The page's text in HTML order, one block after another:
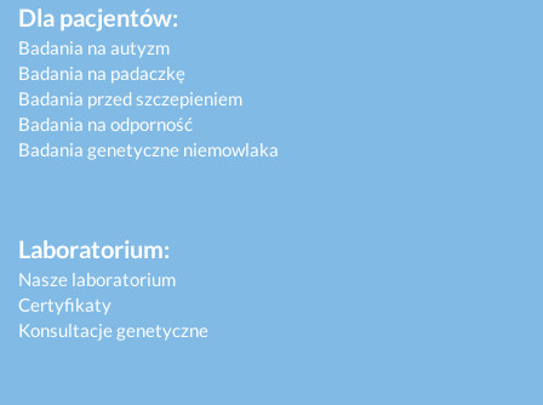
Dla pacjentów:
Badania na autyzm
Badania na padaczkę
Badania przed szczepieniem
Badania na odporność
Badania genetyczne niemowlaka
Laboratorium:
Nasze laboratorium
Certyfikaty
Konsultacje genetyczne